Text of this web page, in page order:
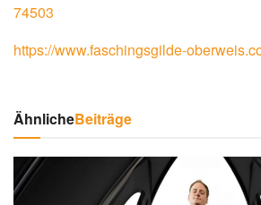
74503
https://www.faschingsgilde-
ÄhnlicheBeiträge